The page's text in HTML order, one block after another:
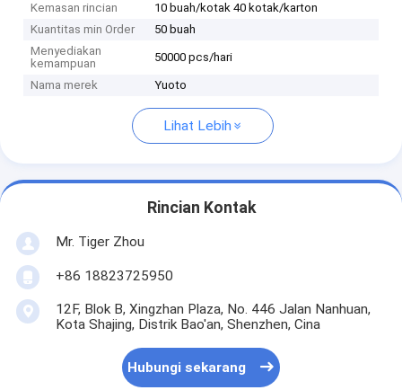
Kemasan rincian
10 buah/kotak 40 kotak/karton
Kuantitas min Order
50 buah
Menyediakan
kemampuan
50000 pcs/hari
Nama merek Yuoto
Lihat Lebih
Rincian Kontak
Mr. Tiger Zhou
+86 18823725950
12F, Blok B, Xingzhan Plaza, No. 446 Jalan Nanhuan,
Kota Shajing, Distrik Bao'an, Shenzhen, Cina
Hubungi sekarang